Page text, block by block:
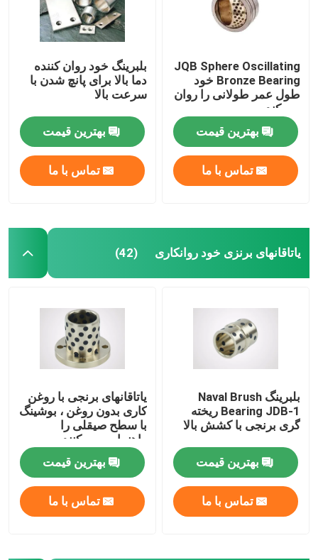
JQB Sphere Oscillating
Bronze Bearing خود
طول عمر طولانی را روان
می کند
بهترین قیمت
تماس با ما
بلبرینگ خود روان کننده
دما بالا برای پانچ شدن با
سرعت بالا
بهترین قیمت
تماس با ما
یاتاقانهای برنزی خود روانکاری (42)
بلبرینگ Naval Brush
Bearing JDB-1 ریخته
گری برنجی با کشش بالا
بهترین قیمت
تماس با ما
یاتاقانهای برنجی با روغن
کاری بدون روغن ، بوشینگ
با سطح صیقلی را
راهنمایی می کنند
بهترین قیمت
تماس با ما